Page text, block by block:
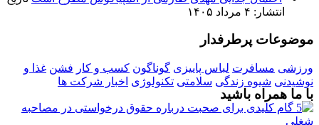
انتشار: ۴ مرداد ۱۴۰۵
موضوعات پرطرفدار
ورزشی مسافرت لباس پاییزی گوناگون کسب و کار فشن غذا و
نوشیدنی شیوه زندگی سلامتی تکنولوژی اخبار شرکت ها
با ما همراه باشید